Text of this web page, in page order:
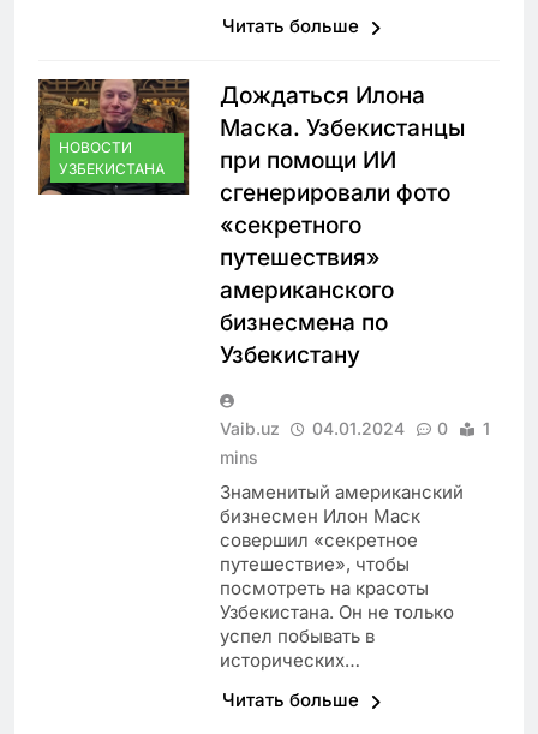
Читать больше
НОВОСТИ
УЗБЕКИСТАНА
Дождаться Илона
Маска. Узбекистанцы
при помощи ИИ
сгенерировали фото
«секретного
путешествия»
американского
бизнесмена по
Узбекистану
Vaib.uz 04.01.2024 0
1
mins
Знаменитый американский
бизнесмен Илон Маск
совершил «секретное
путешествие», чтобы
посмотреть на красоты
Узбекистана. Он не только
успел побывать в
исторических…
Читать больше